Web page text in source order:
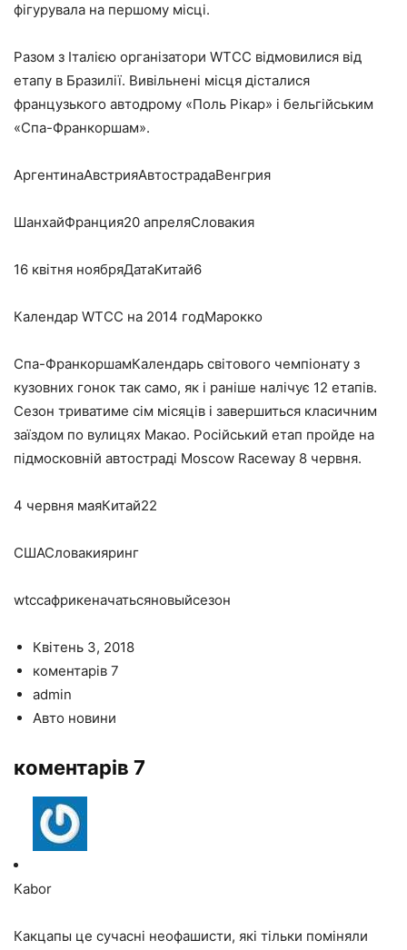
фігурувала на першому місці.
Разом з Італією організатори WTCC відмовилися від
етапу в Бразилії. Вивільнені місця дісталися
французького автодрому «Поль Рікар» і бельгійським
«Спа-Франкоршам».
АргентинаАвстрияАвтострадаВенгрия
ШанхайФранция20 апреляСловакия
16 квітня ноябряДатаКитай6
Календар WTCC на 2014 годМарокко
Спа-ФранкоршамКалендарь світового чемпіонату з
кузовних гонок так само, як і раніше налічує 12 етапів.
Сезон триватиме сім місяців і завершиться класичним
заїздом по вулицях Макао. Російський етап пройде на
підмосковній автостраді Moscow Raceway 8 червня.
4 червня маяКитай22
СШАСловакияринг
wtccафрикеначатьсяновыйсезон
Квітень 3, 2018
коментарів 7
admin
Авто новини
коментарів 7
Kabor
Какцапы це сучасні неофашисти, які тільки поміняли